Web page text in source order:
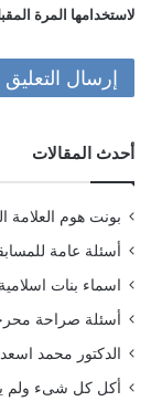
لاستخدامها المرة
أحدث المقالات
بونت هوم العلامة
أسئلة عامة للمسابقات
اسماء بنات
أسئلة صراحة محرجة
الدكتور محمد
أكل كل شىء ولم